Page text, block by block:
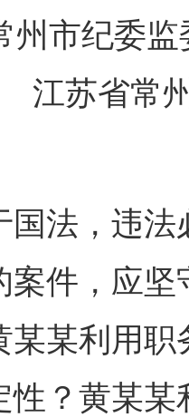
州市纪委
江苏省常
，违法
案件，应
某某利用
性？黄某